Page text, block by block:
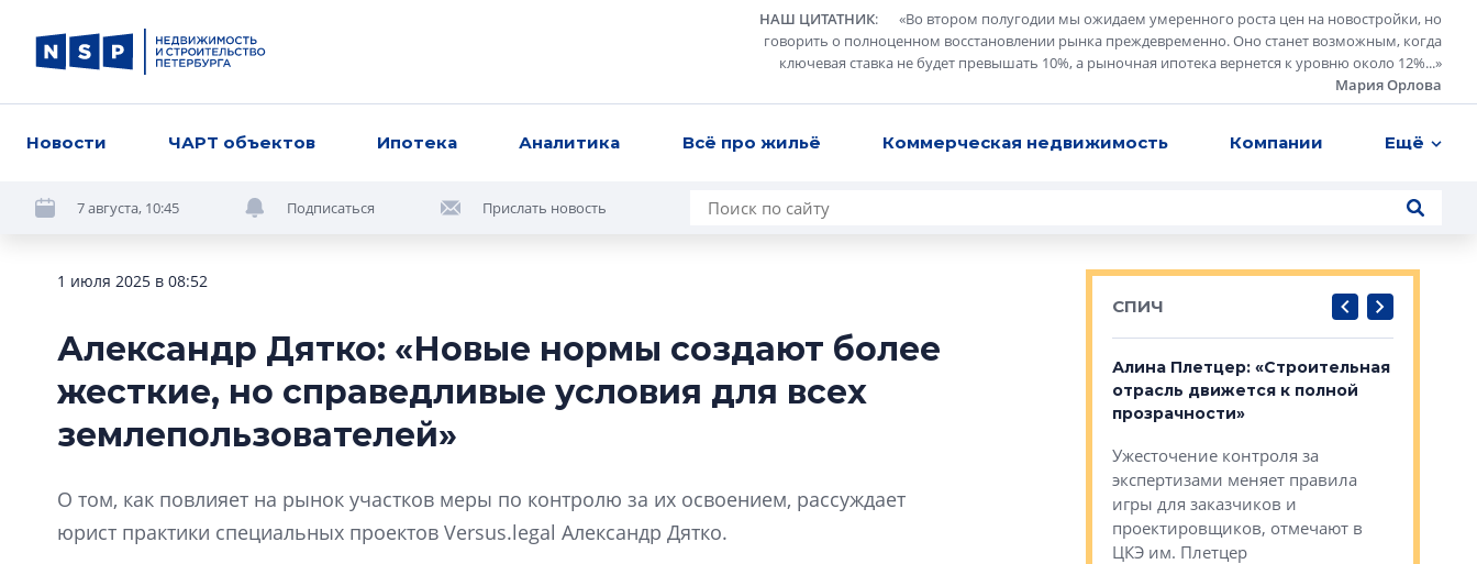
НАШ ЦИТАТНИК: «Во втором полугодии мы ожидаем умеренного роста цен на новостройки, но
говорить о полноценном восстановлении рынка преждевременно. Оно станет возможным, когда
ключевая ставка не будет превышать 10%, а рыночная ипотека вернется к уровню около 12%...»
Мария Орлова
Новости ЧАРТ объектов Ипотека Аналитика Всё про жильё Коммерческая недвижимость Компании Ещё
7 августа, 10:45 Подписаться Прислать новость
1 июля 2025 в 08:52
Александр Дятко: «Новые нормы создают более
жесткие, но справедливые условия для всех
землепользователей»
О том, как повлияет на рынок участков меры по контролю за их освоением, рассуждает
юрист практики специальных проектов Versus.legal Александр Дятко.
СПИЧ
Роман Корнышев: «Поводом
перемен в ЖК может быть
электромобиль
Алина Плетцер: «Строительная
отрасль движется к полной
прозрачности»
Ужесточение контроля за
экспертизами меняет правила
игры для заказчиков и
проектировщиков, отмечают в
ЦКЭ им. Плетцер